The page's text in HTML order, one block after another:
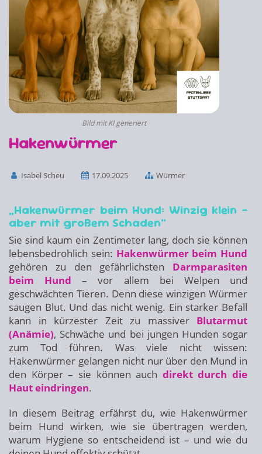
Bild mit KI generiert
Hakenwürmer
Isabel Scheu 17.09.2025 Würmer
„Hakenwürmer beim Hund: Winzig klein –
aber mit großem Schaden“
Sie sind kaum ein Zentimeter lang, doch sie können
lebensbedrohlich sein: Hakenwürmer beim Hund
gehören zu den gefährlichsten Darmparasiten
beim Hund – vor allem bei Welpen und
geschwächten Tieren. Denn diese winzigen Würmer
saugen Blut. Und das nicht wenig. Ein starker Befall
kann in kürzester Zeit zu massiver Blutarmut
(Anämie), Schwäche und bei jungen Hunden sogar
zum Tod führen. Was viele nicht wissen:
Hakenwürmer gelangen nicht nur über den Mund in
den Körper – sie können auch direkt durch die
Haut eindringen.
In diesem Beitrag erfährst du, wie Hakenwürmer
beim Hund wirken, wie sie übertragen werden,
warum Hygiene so entscheidend ist – und wie du